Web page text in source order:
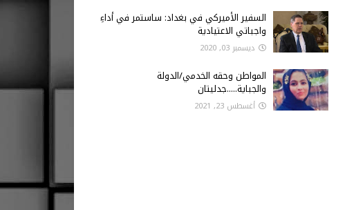
السفير الأميركي في بغداد: ساستمر في أداءِ
واجباتي الاعتيادية
ديسمبر 03, 2020
المواطن وحقه الخدمي/الدولة
والجباية.....جدليتان
أغسطس 23, 2021